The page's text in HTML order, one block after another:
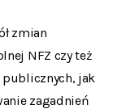
zmian
NFZ czy też
jak
zagadnień